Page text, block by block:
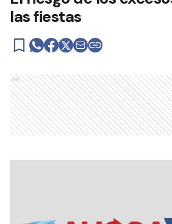
las fiestas
Ads